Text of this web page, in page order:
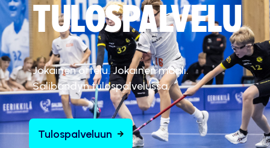
TULOSPALVELU
Jokainen ottelu. Jokainen maali.
Salibandyn tulospalvelussa.
Tulospalveluun